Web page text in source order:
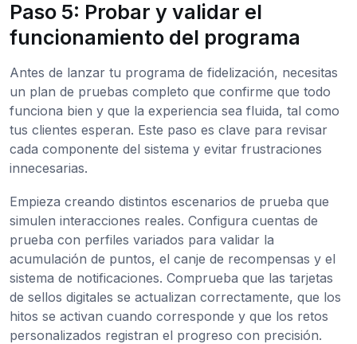
Paso 5: Probar y validar el
funcionamiento del programa
Antes de lanzar tu programa de fidelización, necesitas
un plan de pruebas completo que confirme que todo
funciona bien y que la experiencia sea fluida, tal como
tus clientes esperan. Este paso es clave para revisar
cada componente del sistema y evitar frustraciones
innecesarias.
Empieza creando distintos escenarios de prueba que
simulen interacciones reales. Configura cuentas de
prueba con perfiles variados para validar la
acumulación de puntos, el canje de recompensas y el
sistema de notificaciones. Comprueba que las tarjetas
de sellos digitales se actualizan correctamente, que los
hitos se activan cuando corresponde y que los retos
personalizados registran el progreso con precisión.